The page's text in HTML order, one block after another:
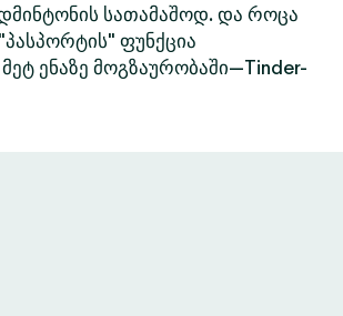
სათამაშოდ. და როცა
ფუნქცია
ენაზე მოგზაურობაში—Tinder-